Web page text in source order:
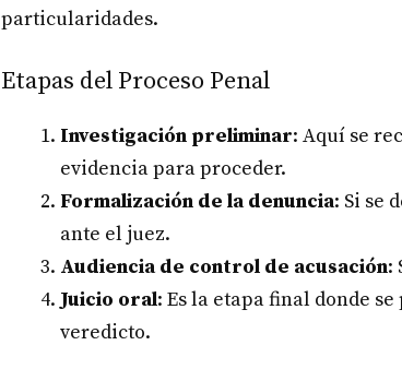
particularidades.
Etapas del Proceso Penal
Investigación preliminar: Aquí se
evidencia para proceder.
Formalización de la denuncia: Si se
ante el juez.
Audiencia de control de acusación:
Juicio oral: Es la etapa final donde
veredicto.